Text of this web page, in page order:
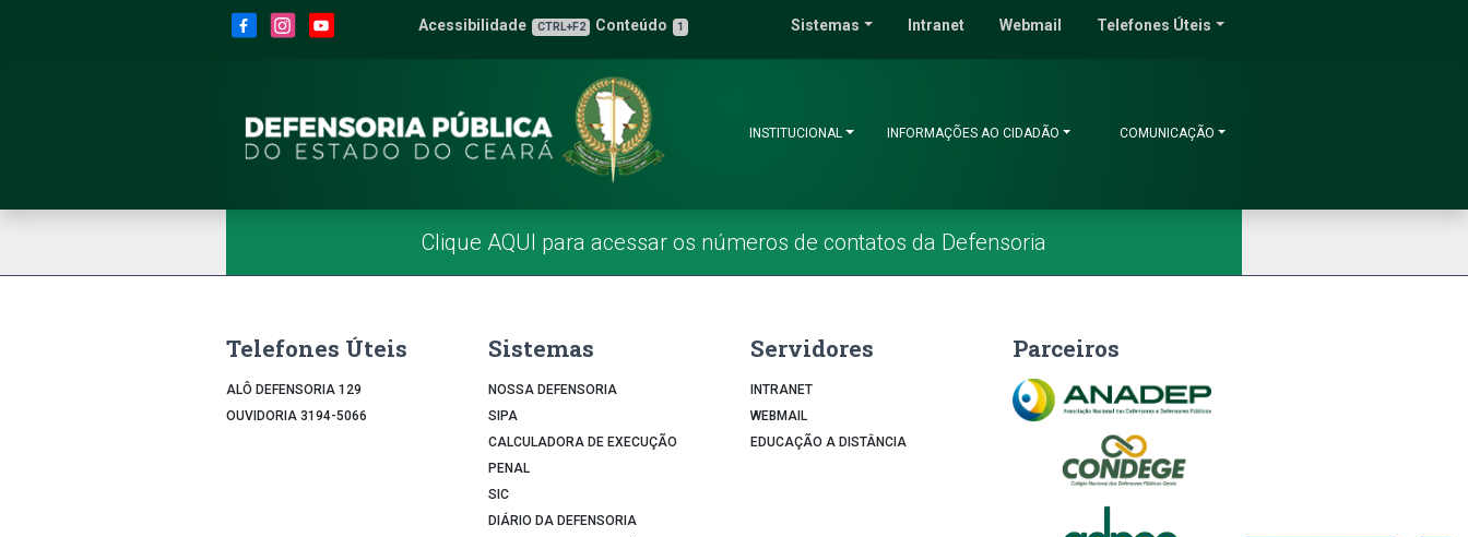
Site da Defensoria Pública do Estado do Ceará
Menu SuperiorRedes SociaisMenu de Acessibilidade
Acessibilidade CTRL+F2 Conteúdo 1
Menu 2
Rodapé 3 Sistemas Intranet Webmail Telefones Úteis
Menu PrincipalPágina Inicial INSTITUCIONAL INFORMAÇÕES AO CIDADÃO COMUNICAÇÃO
Clique AQUI para acessar os números de contatos da Defensoria
Telefones Úteis
ALÔ DEFENSORIA 129
OUVIDORIA 3194-5066
Sistemas
NOSSA DEFENSORIA
SIPA
CALCULADORA DE EXECUÇÃO
PENAL
SIC
DIÁRIO DA DEFENSORIA
Servidores
INTRANET
WEBMAIL
EDUCAÇÃO A DISTÂNCIA
Parceiros